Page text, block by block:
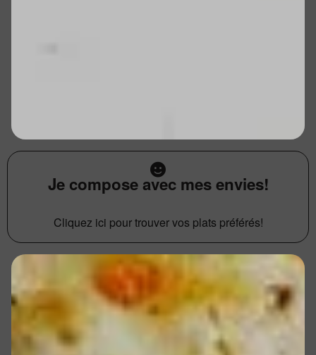
Je compose avec mes envies!
Cliquez ici pour trouver vos plats préférés!